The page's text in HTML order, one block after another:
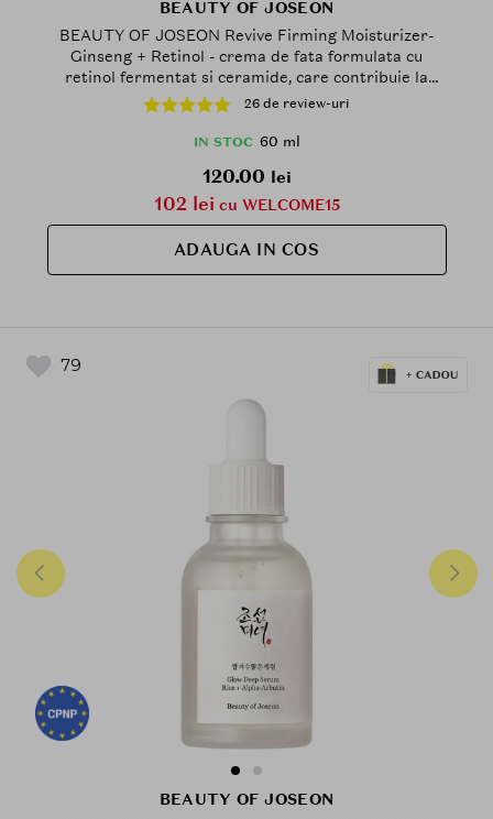
BEAUTY OF JOSEON
BEAUTY OF JOSEON Revive Firming Moisturizer-
Ginseng + Retinol - crema de fata formulata cu
retinol fermentat si ceramide, care contribuie la
sustinerea fermitatii pielii si la mentinerea
confortului cutanat - 60 ml
26 de review-uri
IN STOC 60 ml
120.00 lei
102 lei cu WELCOME15
ADAUGA IN COS
79
BEAUTY OF JOSEON